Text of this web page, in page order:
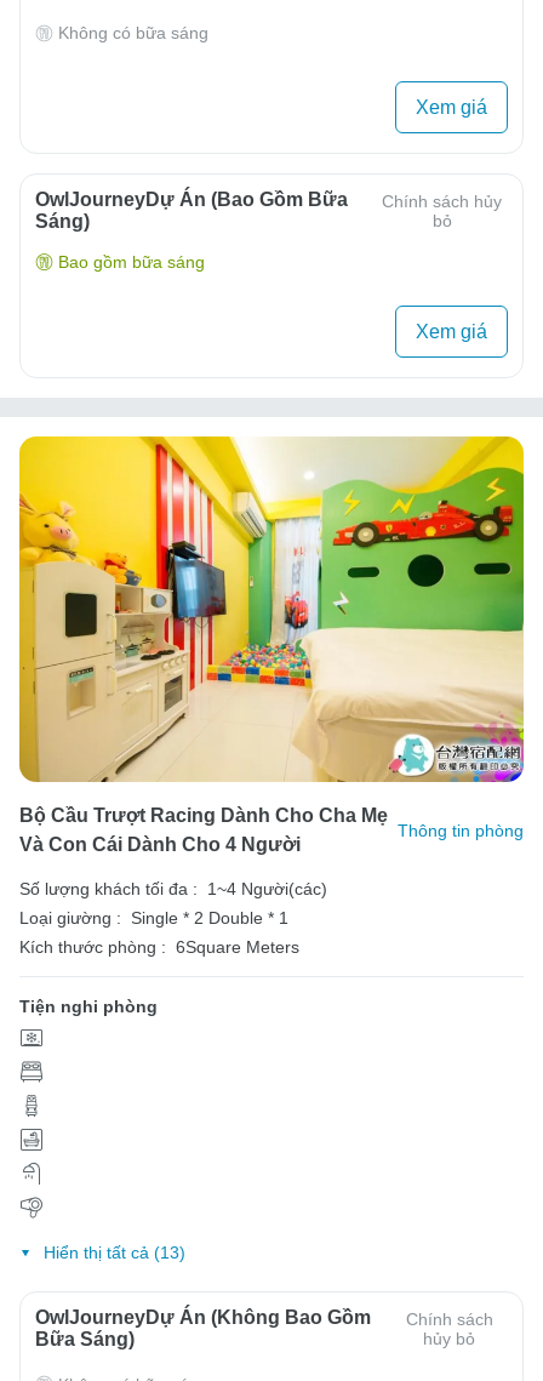
Không có bữa sáng
Xem giá
OwlJourneyDự Án (Bao Gồm Bữa
Sáng)
Chính sách hủy
bỏ
Bao gồm bữa sáng
Xem giá
Bộ Cầu Trượt Racing Dành Cho Cha Mẹ
Và Con Cái Dành Cho 4 Người
Thông tin phòng
Số lượng khách tối đa :
1~4 Người(các)
Loại giường :
Single * 2 Double * 1
Kích thước phòng : 6Square Meters
Tiện nghi phòng
Hiển thị tất cả (13)
OwlJourneyDự Án (Không Bao Gồm
Bữa Sáng)
Chính sách
hủy bỏ